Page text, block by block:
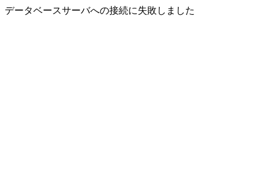
データベースサーバへの接続に失敗しました